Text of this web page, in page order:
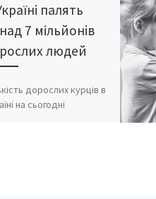
палять
7 мільйонів
людей
дорослих курців в
на сьогодні